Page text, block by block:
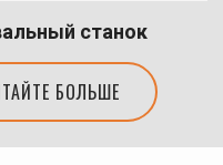
станок
БОЛЬШЕ